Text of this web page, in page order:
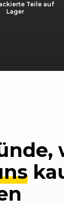
Teile auf
Lager